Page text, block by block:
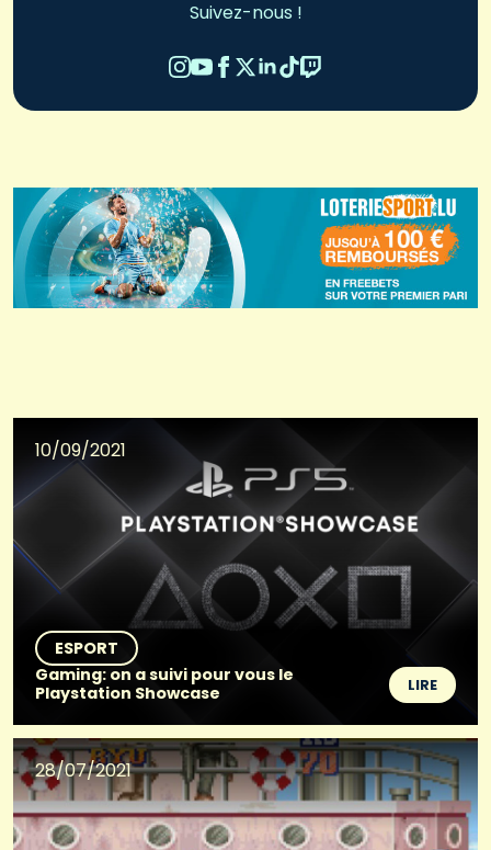
Suivez-nous !
10/09/2021
ESPORT
Gaming: on a suivi pour vous le
Playstation Showcase
LIRE
28/07/2021